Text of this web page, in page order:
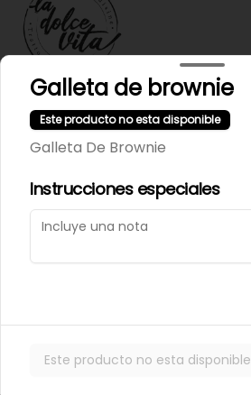
Términos y condiciones
Política de privacidad
Mi cuenta
Iniciar sesión
Galleta de brownie
Este producto no esta disponible
Galleta De Brownie
Instrucciones especiales
Este producto no esta disponible